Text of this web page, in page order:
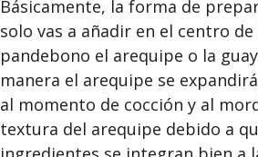
Básicamente, la forma de
solo vas a añadir en el centro de
pandebono el arequipe o la
manera el arequipe se
al momento de cocción y al
textura del arequipe debido a